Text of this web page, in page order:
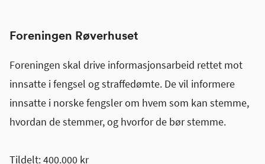
Foreningen Røverhuset
Foreningen skal drive informasjonsarbeid rettet mot
innsatte i fengsel og straffedømte. De vil informere
innsatte i norske fengsler om hvem som kan stemme,
hvordan de stemmer, og hvorfor de bør stemme.
Tildelt: 400.000 kr